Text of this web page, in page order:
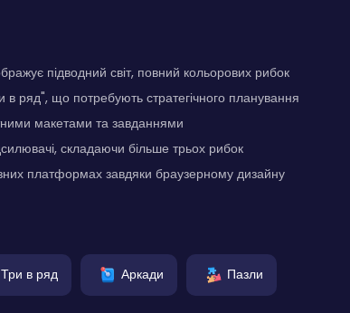
підводний світ, повний кольорових рибок
в ряд", що потребують стратегічного планування
макетами та завданнями
складаючи більше трьох рибок
платформах завдяки браузерному дизайну
Три в ряд Аркади Пазли